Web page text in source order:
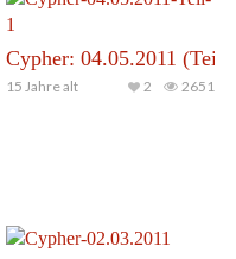
Cypher: 04.05.2011 (Teil 1)
15 Jahre alt 2651
2